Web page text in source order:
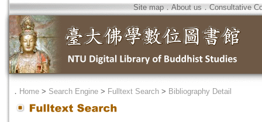
Site map．About us ． Consultative
． Home > Search Engine > Fulltext Search > Bibliography Detail